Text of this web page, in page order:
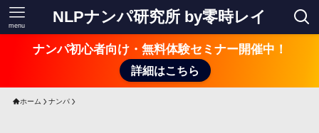
NLPナンパ研究所 by零時レイ
menu
ナンパ初心者向け・無料体験セミナー開催中！
詳細はこちら
ホーム ナンパ